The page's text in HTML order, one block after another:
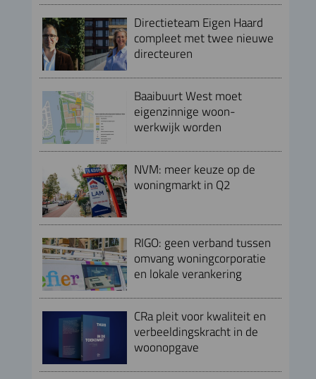
Directieteam Eigen Haard
compleet met twee nieuwe
directeuren
Baaibuurt West moet
eigenzinnige woon-
werkwijk worden
NVM: meer keuze op de
woningmarkt in Q2
RIGO: geen verband tussen
omvang woningcorporatie
en lokale verankering
CRa pleit voor kwaliteit en
verbeeldingskracht in de
woonopgave